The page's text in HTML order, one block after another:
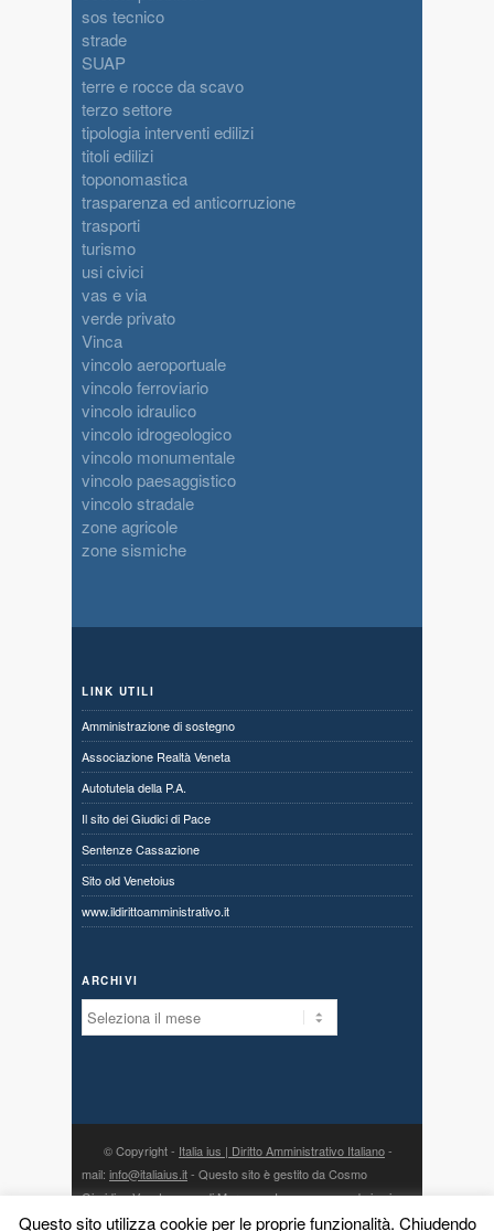
sos tecnico
strade
SUAP
terre e rocce da scavo
terzo settore
tipologia interventi edilizi
titoli edilizi
toponomastica
trasparenza ed anticorruzione
trasporti
turismo
usi civici
vas e via
verde privato
Vinca
vincolo aeroportuale
vincolo ferroviario
vincolo idraulico
vincolo idrogeologico
vincolo monumentale
vincolo paesaggistico
vincolo stradale
zone agricole
zone sismiche
LINK UTILI
Amministrazione di sostegno
Associazione Realtà Veneta
Autotutela della P.A.
Il sito dei Giudici di Pace
Sentenze Cassazione
Sito old Venetoius
www.ildirittoamministrativo.it
ARCHIVI
Archivi
© Copyright - Italia ius | Diritto Amministrativo Italiano-
mail: info@italiaius.it- Questo sito è gestito da Cosmo
Giuridico Veneto s.a.s. di Marangon Ivonne, con sede in via
Centro 80, fraz. Priabona 36030 Monte di Malo (VI) - P. IVA
Questo sito utilizza cookie per le proprie funzionalità. Chiudendo